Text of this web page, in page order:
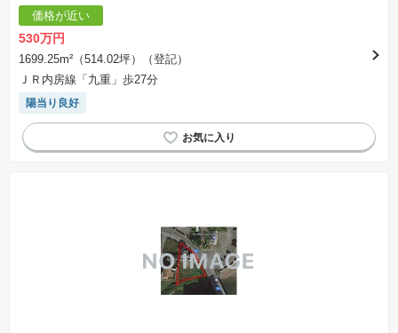
価格が近い
530万円
1699.25m²（514.02坪）（登記）
ＪＲ内房線「九重」歩27分
陽当り良好